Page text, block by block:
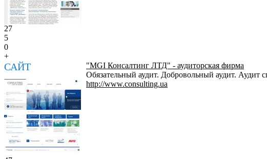
27
5
0
+
САЙТ
"MGI Консалтинг ЛТД" - аудиторская фирма
Обязательный аудит. Добровольный аудит. Аудит
http://www.consulting.ua